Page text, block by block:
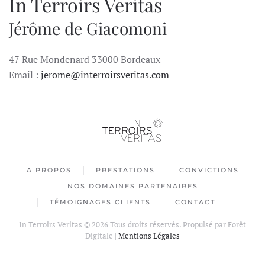
Jérôme de Giacomoni
47 Rue Mondenard 33000 Bordeaux
Email : jerome@interroirsveritas.com
A PROPOS PRESTATIONS
CONVICTIONS
NOS DOMAINES PARTENAIRES
TÉMOIGNAGES CLIENTS
CONTACT
In Terroirs Veritas © 2026Tous droits réservés. Propulsé par Forêt
Digitale | Mentions Légales